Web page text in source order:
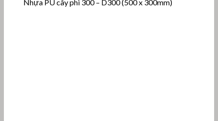
Nhựa PU cây phi 300 – D300 (500 x 300mm)